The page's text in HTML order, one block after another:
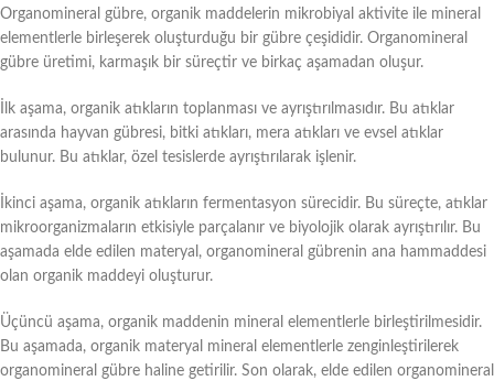
Organomineral gübre, organik maddelerin mikrobiyal aktivite ile mineral
elementlerle birleşerek oluşturduğu bir gübre çeşididir. Organomineral
gübre üretimi, karmaşık bir süreçtir ve birkaç aşamadan oluşur.
İlk aşama, organik atıkların toplanması ve ayrıştırılmasıdır. Bu atıklar
arasında hayvan gübresi, bitki atıkları, mera atıkları ve evsel atıklar
bulunur. Bu atıklar, özel tesislerde ayrıştırılarak işlenir.
İkinci aşama, organik atıkların fermentasyon sürecidir. Bu süreçte, atıklar
mikroorganizmaların etkisiyle parçalanır ve biyolojik olarak ayrıştırılır. Bu
aşamada elde edilen materyal, organomineral gübrenin ana hammaddesi
olan organik maddeyi oluşturur.
Üçüncü aşama, organik maddenin mineral elementlerle birleştirilmesidir.
Bu aşamada, organik materyal mineral elementlerle zenginleştirilerek
organomineral gübre haline getirilir. Son olarak, elde edilen organomineral